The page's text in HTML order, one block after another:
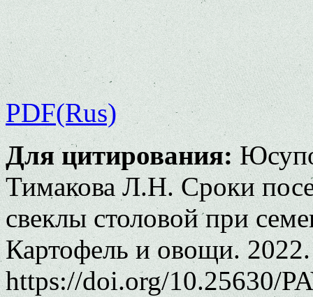
PDF(Rus)
Для цитирования:
Тимакова Л.Н. Сроки
свеклы столовой при
Картофель и овощи.
https://doi.org/10.25630/